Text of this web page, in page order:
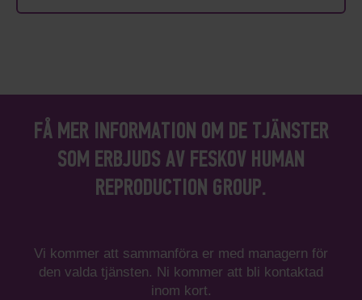
FÅ MER INFORMATION OM DE TJÄNSTER
SOM ERBJUDS AV FESKOV HUMAN
REPRODUCTION GROUP.
Vi kommer att sammanföra er med managern för
den valda tjänsten. Ni kommer att bli kontaktad
inom kort.